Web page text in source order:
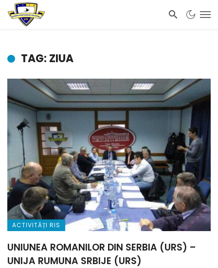
TAG: ZIUA
ACTIVITĂȚI RIS
UNIUNEA ROMANILOR DIN SERBIA (URS) –
UNIJA RUMUNA SRBIJE (URS)